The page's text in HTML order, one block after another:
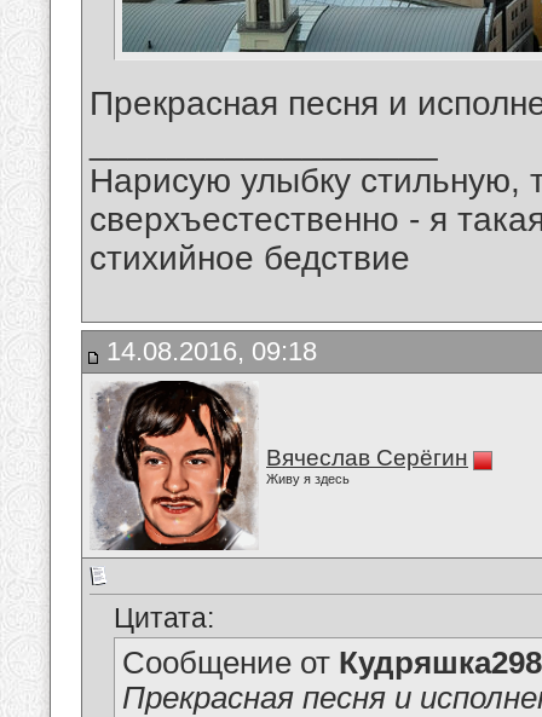
Прекрасная песня и
Нарисую улыбку стильную,
сверхъестественно - я
стихийное бедствие
14.08.2016, 09:18
Вячеслав Серёгин
Живу я здесь
Цитата:
Сообщение от Кудряшка298
Прекрасная песня и